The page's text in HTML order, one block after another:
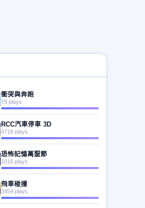
衝突與奔跑
79 plays
RCC汽車停車 3D
4718 plays
恐怖記憶萬聖節
1016 plays
飛車碰撞
3454 plays